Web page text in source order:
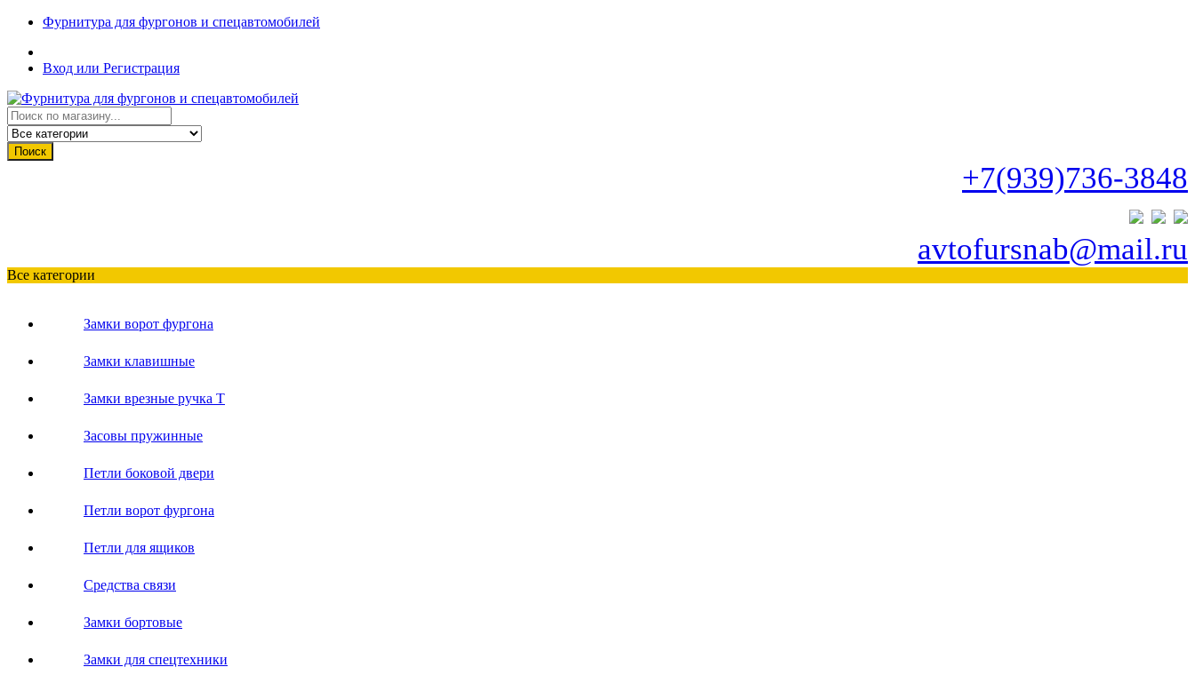
Фурнитура для фургонов и спецавтомобилей
Вход или Регистрация
Поиск
+7(939)736-3848
avtofursnab@mail.ru
Все категории
Замки ворот фургона
Замки клавишные
Замки врезные ручка Т
Засовы пружинные
Петли боковой двери
Петли ворот фургона
Петли для ящиков
Средства связи
Замки бортовые
Замки для спецтехники